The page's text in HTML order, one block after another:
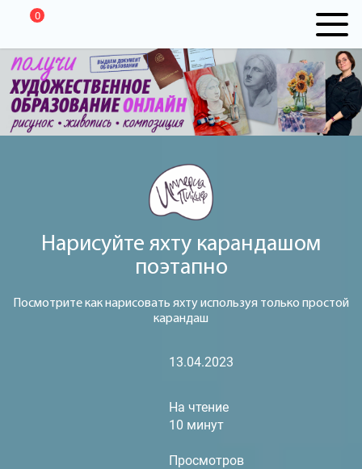
0
Нарисуйте яхту карандашом
поэтапно
Посмотрите как нарисовать яхту используя только простой
карандаш
13.04.2023
На чтение
10 минут
Просмотров